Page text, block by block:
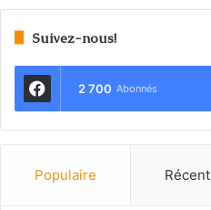
Suivez-nous!
2 700 Abonnés
Populaire Récent